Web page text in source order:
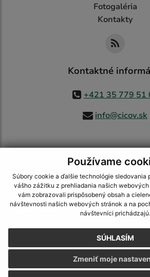
Používame
Súbory cookie a ďalšie technológie sledovania
vášho zážitku z prehliadania našich webových
vám zobrazovali prispôsobený obsah a
návštevnosti našich webových stránok a na
návštevníci prichádzajú.
SÚHLASÍM
Zmeniť moje
Fotogaléria
Kontakty
Kontaktné
+421 35 779 51
info@cicov.sk
využite možnosť získavania aktuálnych
CMS systém (redakčný) systém ECHELON 2,
webhosting, webex.digital, s.r.o.,domény,
spoločnosť webex.digital, s.r.o.,
Posledná aktualizácia:
Vytlačiť stránku|Vyhlásenie o
Autorské práva|Cookies
webdesign|